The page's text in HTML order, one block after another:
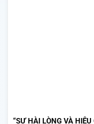
“SỰ HÀI LÒNG VÀ